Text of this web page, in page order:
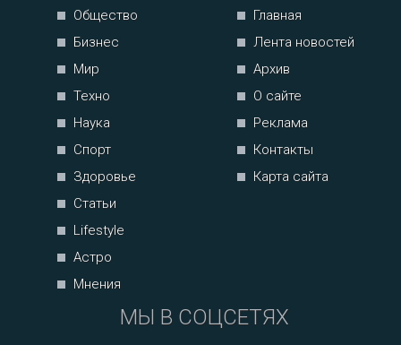
Общество
Бизнес
Мир
Техно
Наука
Спорт
Здоровье
Статьи
Lifestyle
Астро
Мнения
Главная
Лента новостей
Архив
О сайте
Реклама
Контакты
Карта сайта
МЫ В СОЦСЕТЯХ